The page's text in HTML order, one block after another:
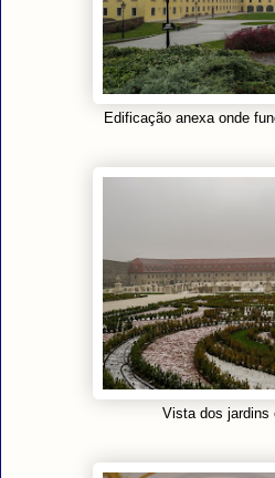
Edificação anexa onde
Vista dos jardins